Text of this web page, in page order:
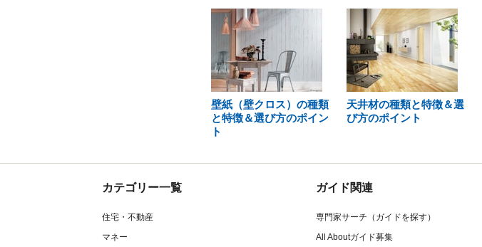
壁紙（壁クロス）の種類
と特徴＆選び方のポイン
ト
天井材の種類と特徴＆選
び方のポイント
カテゴリー一覧
住宅・不動産
マネー
ガイド関連
専門家サーチ（ガイドを探す）
All Aboutガイド募集